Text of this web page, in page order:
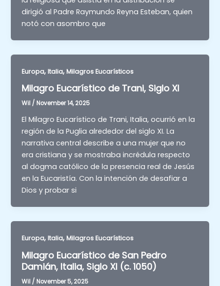
dirigió al Padre Raymundo Reyna Esteban, quien
notó con asombro que
Europa,Italia,Milagros Eucarísticos
Milagro Eucarístico de Trani, Siglo XI
Wil / November 14, 2025
El Milagro Eucarístico de Trani, Italia, ocurrió en la
región de la Puglia alrededor del siglo XI. La
narrativa central describe a una mujer que no
era cristiana y se mostraba incrédula respecto
al dogma católico de la presencia real de Jesús
en la Eucaristía. Con la intención de desafiar a
Dios y probar si
Europa,Italia,Milagros Eucarísticos
Milagro Eucarístico de San Pedro
Damián, Italia, Siglo XI (c. 1050)
Wil / November 5, 2025